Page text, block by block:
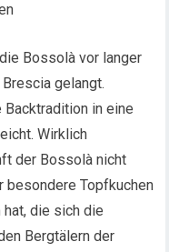
Bossolà vor langer
gelangt.
in eine
Wirklich
der Bossolà nicht
besondere Topfkuchen
die sich die
Bergtälern der